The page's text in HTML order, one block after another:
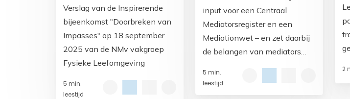
Verslag van de Inspirerende
bijeenkomst "Doorbreken van
Impasses" op 18 september
2025 van de NMv vakgroep
Fysieke Leefomgeving
5 min.
leestijd
input voor een Centraal
Mediatorsregister en een
Mediationwet – en zet daarbij
de belangen van mediators
Mediatorsvereniging (NMv)
5 min.
leestijd
2